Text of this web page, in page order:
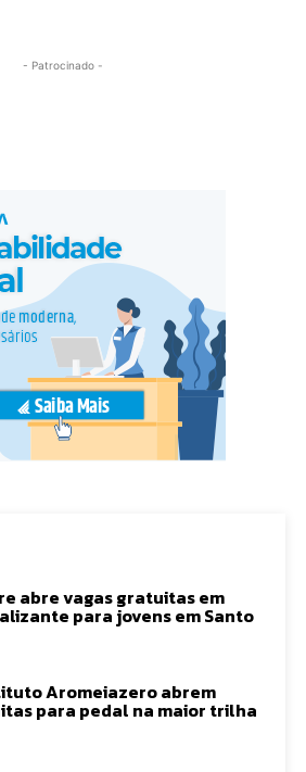
- Patrocinado -
abre vagas gratuitas em
para jovens em Santo
Aromeiazero abrem
para pedal na maior trilha